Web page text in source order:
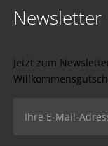
Newsletter
Jetzt zum